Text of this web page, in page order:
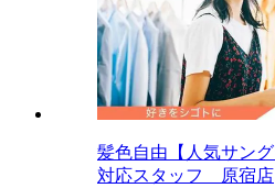
髪色自由【人気サン
対応スタッフ 原宿店